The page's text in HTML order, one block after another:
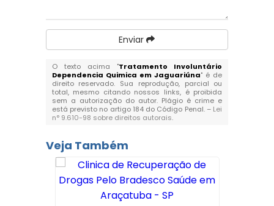
Enviar
O texto acima "Tratamento Involuntário
Dependencia Quimica em Jaguariúna" é de
direito reservado. Sua reprodução, parcial ou
total, mesmo citando nossos links, é proibida
sem a autorização do autor. Plágio é crime e
está previsto no artigo 184 do Código Penal. – Lei
n° 9.610-98 sobre direitos autorais.
Veja Também